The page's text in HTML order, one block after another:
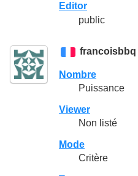
Editor
public
francoisbbq
Nombre
Puissance
Viewer
Non listé
Mode
Critère